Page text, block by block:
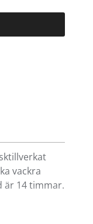
vackra
är 14 timmar.